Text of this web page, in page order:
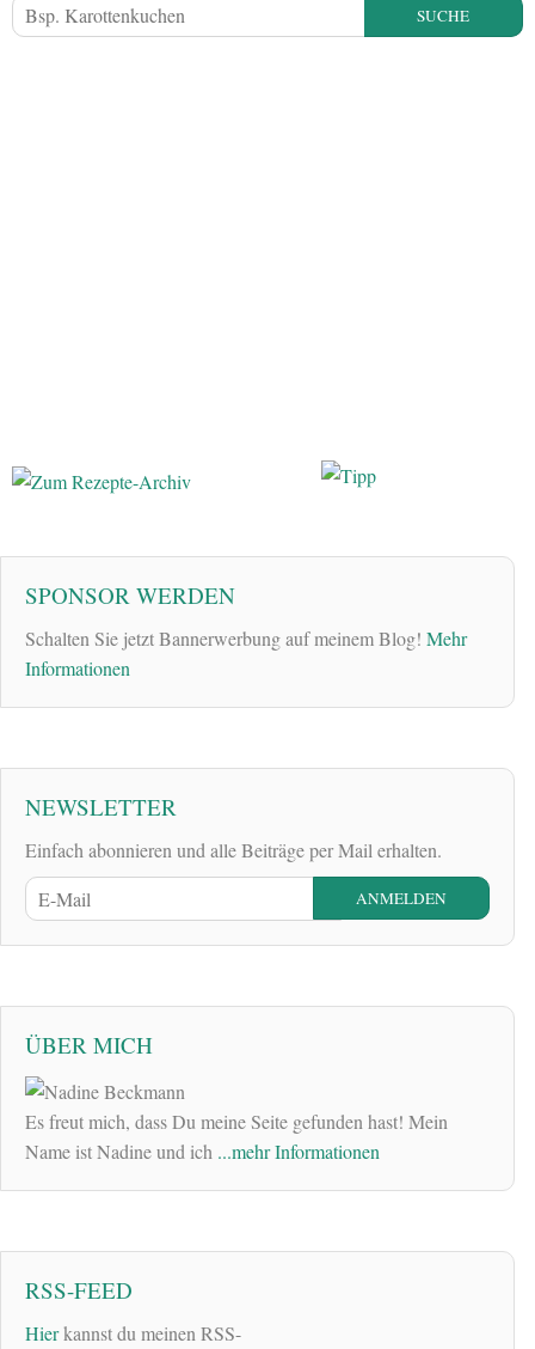
SUCHE
SPONSOR WERDEN
Schalten Sie jetzt Bannerwerbung auf meinem Blog! Mehr
Informationen
NEWSLETTER
Einfach abonnieren und alle Beiträge per Mail erhalten.
ÜBER MICH
Es freut mich, dass Du meine Seite gefunden hast! Mein
Name ist Nadine und ich ...mehr Informationen
RSS-FEED
Hierkannst du meinen RSS-